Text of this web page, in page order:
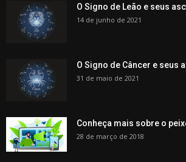
O Signo de Leão e seus
14 de junho de 2021
O Signo de Câncer e seus
31 de maio de 2021
Conheça mais sobre o
28 de março de 2018